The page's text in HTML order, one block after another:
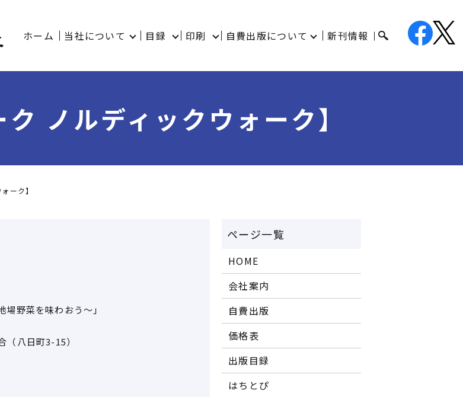
ホーム 当社について 目録 印刷 自費出版について 新刊情報
ノルディックウォーク】
ーク】
野菜を味わおう～」
八日町3-15）
HOME
会社案内
自費出版
価格表
出版目録
はちとぴ